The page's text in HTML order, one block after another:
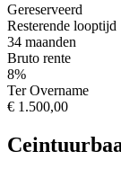
Gereserveerd
Resterende looptijd
34 maanden
Bruto rente
8%
Ter Overname
€ 1.500,00